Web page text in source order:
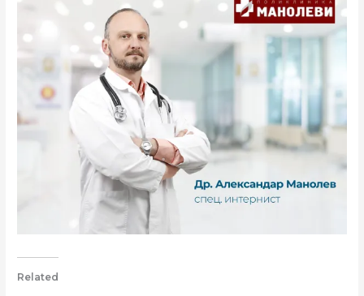
Related